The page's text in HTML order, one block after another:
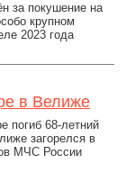
за покушение на
крупном
2023 года
в Велиже
погиб 68-летний
загорелся в
МЧС России